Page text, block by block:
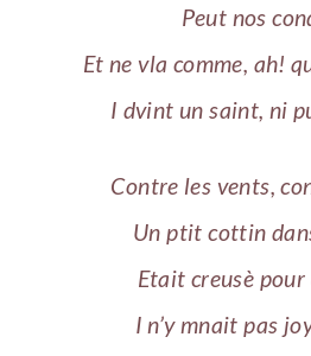
Peut nos
Et ne vla comme, ah!
I dvint un saint, ni
Contre les vents,
Un ptit cottin
Etait creusè pour
I n’y mnait pas